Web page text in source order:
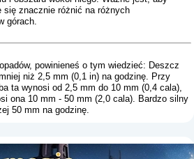
się znacznie różnić na różnych
górach.
powinieneś o tym wiedzieć: Deszcz
niż 2,5 mm (0,1 in) na godzinę. Przy
ta wynosi od 2,5 mm do 10 mm (0,4 cala),
ona 10 mm - 50 mm (2,0 cala). Bardzo silny
50 mm na godzinę.